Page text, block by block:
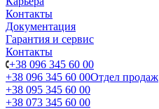
Контакты
Документация
Гарантия и сервис
Контакты
+38 096 345 60 00
+38 096 345 60 00Отдел продаж
+38 095 345 60 00
+38 073 345 60 00